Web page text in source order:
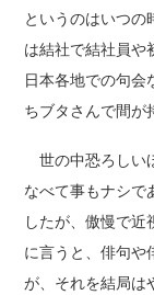
というのはいつの
は結社で結社員や
日本各地での句
ちブタさんで間が
世の中恐ろしい
なべて事もナシで
したが、傲慢で
に言うと、俳句や
が、それを結局は